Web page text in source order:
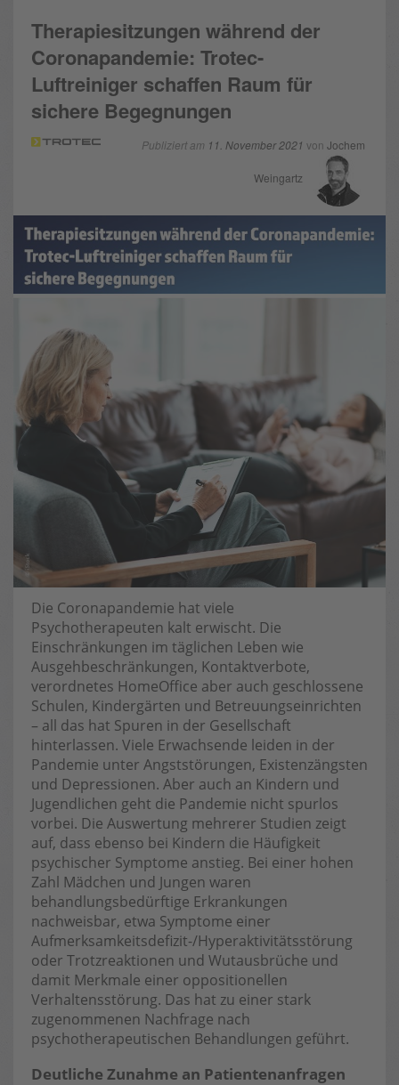
Therapiesitzungen während der
Coronapandemie: Trotec-
Luftreiniger schaffen Raum für
sichere Begegnungen
Publiziert am 11. November 2021 von Jochem
Weingartz
Die Coronapandemie hat viele
Psychotherapeuten kalt erwischt. Die
Einschränkungen im täglichen Leben wie
Ausgehbeschränkungen, Kontaktverbote,
verordnetes HomeOffice aber auch geschlossene
Schulen, Kindergärten und Betreuungseinrichten
– all das hat Spuren in der Gesellschaft
hinterlassen. Viele Erwachsende leiden in der
Pandemie unter Angststörungen, Existenzängsten
und Depressionen. Aber auch an Kindern und
Jugendlichen geht die Pandemie nicht spurlos
vorbei. Die Auswertung mehrerer Studien zeigt
auf, dass ebenso bei Kindern die Häufigkeit
psychischer Symptome anstieg. Bei einer hohen
Zahl Mädchen und Jungen waren
behandlungsbedürftige Erkrankungen
nachweisbar, etwa Symptome einer
Aufmerksamkeitsdefizit-/Hyperaktivitätsstörung
oder Trotzreaktionen und Wutausbrüche und
damit Merkmale einer oppositionellen
Verhaltensstörung. Das hat zu einer stark
zugenommenen Nachfrage nach
psychotherapeutischen Behandlungen geführt.
Deutliche Zunahme an Patientenanfragen